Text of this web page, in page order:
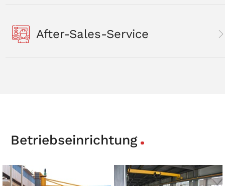
After-Sales-Service
Betriebseinrichtung